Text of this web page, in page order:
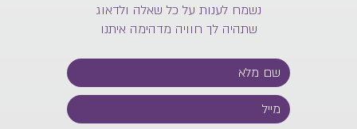
נשמח לענות על כל שאלה ולדאוג
שתהיה לך חוויה מדהימה איתנו